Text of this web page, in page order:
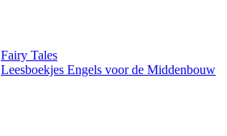
Fairy Tales
Leesboekjes Engels voor de Middenbouw